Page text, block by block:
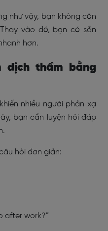
như vậy, bạn không còn
vào đó, bạn có sẵn
hơn.
dịch thầm bằng
nhiều người phản xạ
bạn cần luyện hỏi đáp
hỏi đơn giản:
after work?”